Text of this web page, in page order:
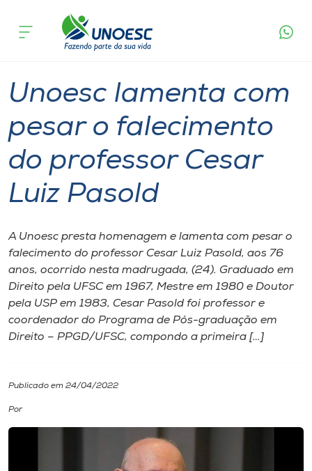
Cursos
Atendimento ao Estudante
Portal de Ensino
A
Internacionalização
I.nova
Diplomados
Cultura
acontece
Unoesc lamenta com
pesar o falecimento
do professor Cesar
Luiz Pasold
A Unoesc presta homenagem e lamenta com pesar o
falecimento do professor Cesar Luiz Pasold, aos 76
anos, ocorrido nesta madrugada, (24). Graduado em
Direito pela UFSC em 1967, Mestre em 1980 e Doutor
pela USP em 1983, Cesar Pasold foi professor e
coordenador do Programa de Pós-graduação em
Direito – PPGD/UFSC, compondo a primeira […]
Publicado em 24/04/2022
Por